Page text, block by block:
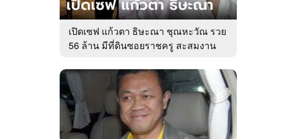
เปิดเซฟ แก้วตา ธิษะณา ชุณหะวัณ รวย
56 ล้าน มีที่ดินซอยราชครู สะสมงาน